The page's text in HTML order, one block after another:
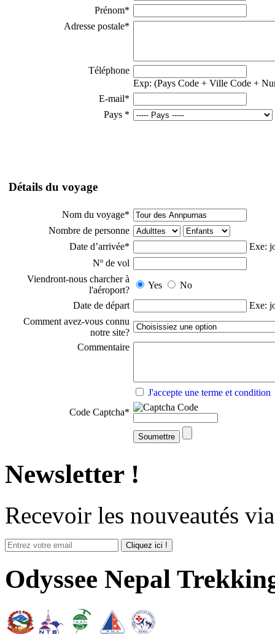
Prénom*
Adresse postale*
Téléphone
Exp: (Pays Code + Ville Code +
E-mail*
Pays *
Détails du voyage
Nom du voyage*
Nombre de personne
Date d’arrivée*
Exe:
Nº de vol
Viendront-nous charcher à
l'aéroport?
Yes
No
Date de départ
Exe:
Comment avez-vous connu
notre site?
Commentaire
J'accepte une terme et condition
Code Captcha*
Newsletter !
Recevoir les nouveautés
Odyssee Nepal